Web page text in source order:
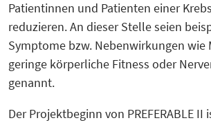
Patientinnen und Patienten einer
reduzieren. An dieser Stelle seien
Symptome bzw. Nebenwirkungen wie
geringe körperliche Fitness oder
genannt.
Der Projektbeginn von PREFERABLE